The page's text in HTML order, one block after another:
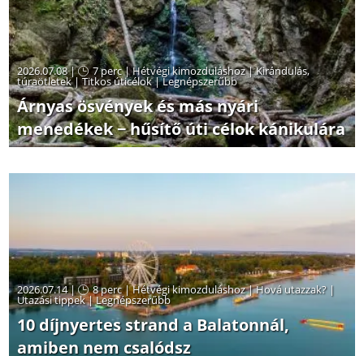
2026.07.08 | 7 perc|Hétvégi kimozduláshoz|Kirándulás,
túraötletek|Titkos úticélok|Legnépszerűbb
Árnyas ösvények és más nyári
menedékek − hűsítő úti célok kánikulára
2026.07.14 | 8 perc|Hétvégi kimozduláshoz|Hová utazzak? |
Utazási tippek|Legnépszerűbb
10 díjnyertes strand a Balatonnál,
amiben nem csalódsz